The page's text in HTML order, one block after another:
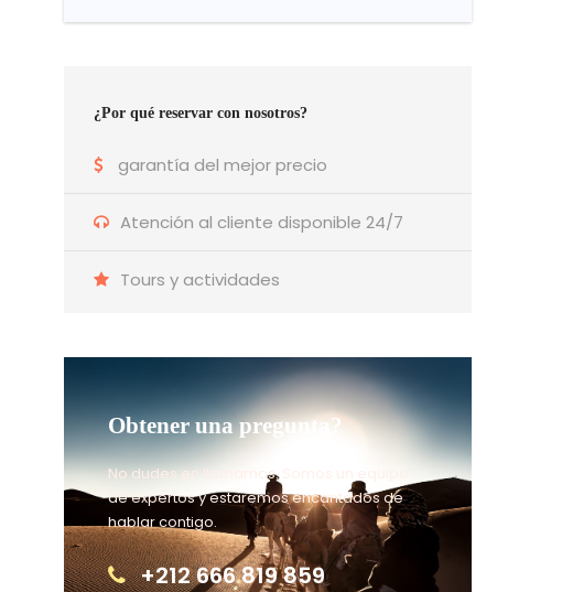
¿Por qué reservar con nosotros?
garantía del mejor precio
Atención al cliente disponible 24/7
Tours y actividades
Obtener una pregunta?
No dudes en llamarnos. Somos un equipo
de expertos y estaremos encantados de
hablar contigo.
+212 666 819 859